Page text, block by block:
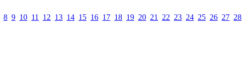
8 9 10 11 12 13 14 15 16 17 18 19 20 21 22 23 24 25 26 27 28